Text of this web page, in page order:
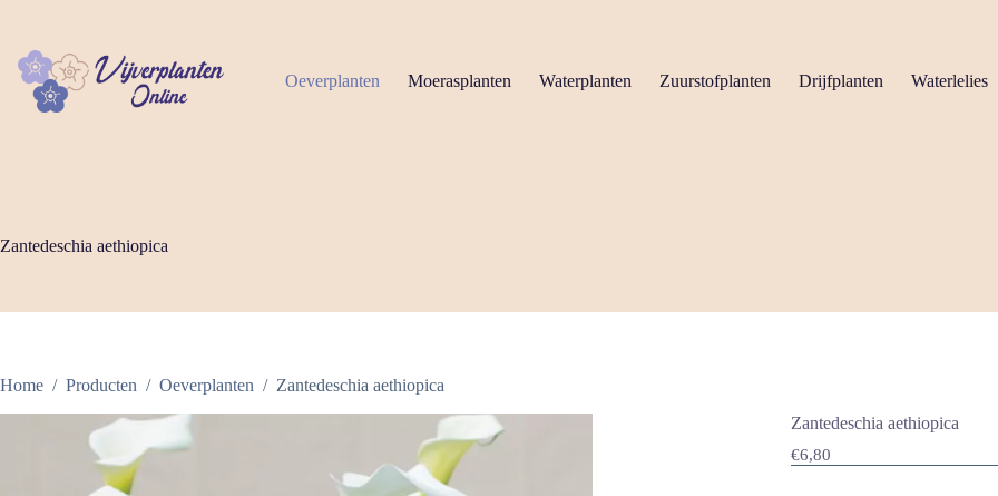
inhoud
Oeverplanten Moerasplanten Waterplanten Zuurstofplanten Drijfplanten Waterlelies
Zantedeschia aethiopica
Home / Producten / Oeverplanten / Zantedeschia aethiopica
Zantedeschia aethiopica
€6,80